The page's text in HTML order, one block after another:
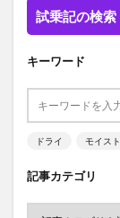
試乗記の検索
キーワード
ドライ モイスト
記事カテゴリ